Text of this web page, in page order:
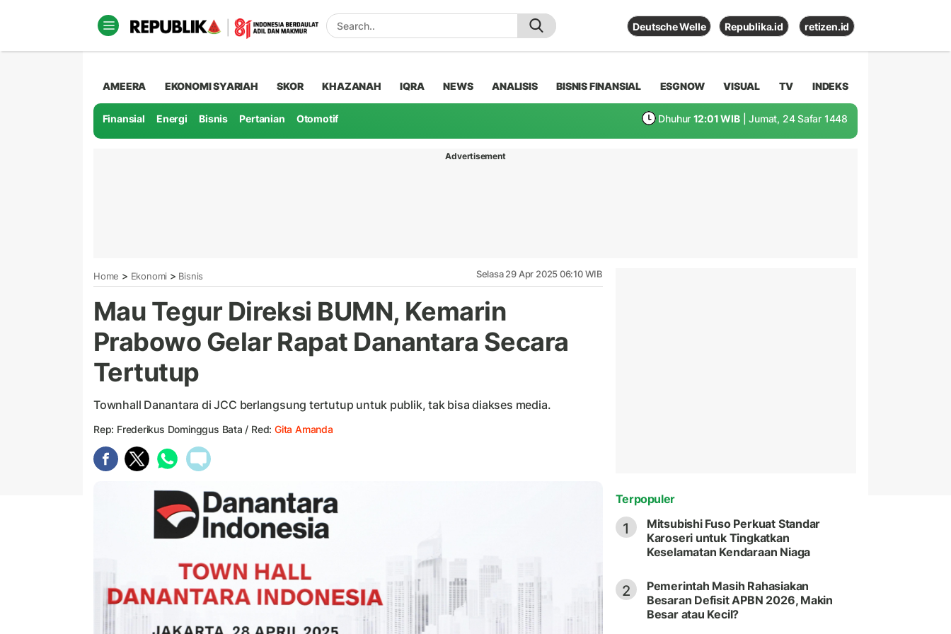
Deutsche Welle Republika.id retizen.id
AMEERA EKONOMI SYARIAH SKOR KHAZANAH IQRA NEWS ANALISIS BISNIS FINANSIAL ESGNOW VISUAL TV INDEKS
Finansial Energi Bisnis Pertanian Otomotif Dhuhur 12:01 WIB | Jumat, 24 Safar 1448
Advertisement
Home > Ekonomi > Bisnis Selasa 29 Apr 2025 06:10 WIB
Mau Tegur Direksi BUMN, Kemarin
Prabowo Gelar Rapat Danantara Secara
Tertutup
Townhall Danantara di JCC berlangsung tertutup untuk publik, tak bisa diakses media.
Rep: Frederikus Dominggus Bata / Red:Gita Amanda
Terpopuler
1
Mitsubishi Fuso Perkuat Standar
Karoseri untuk Tingkatkan
Keselamatan Kendaraan Niaga
2
Pemerintah Masih Rahasiakan
Besaran Defisit APBN 2026, Makin
Besar atau Kecil?